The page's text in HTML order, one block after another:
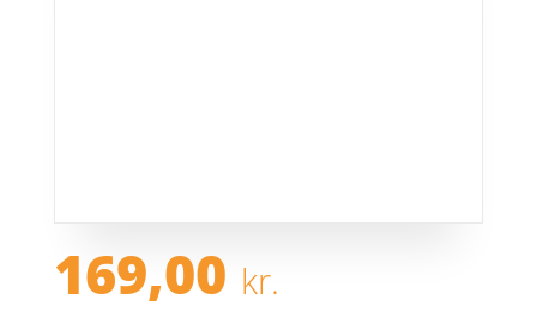
169,00 kr.